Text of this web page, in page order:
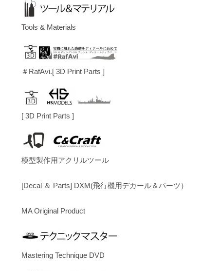
Tools & Materials
＃RafAvi.[ 3D Print Parts ]
[ 3D Print Parts ]
模型製作用アクリルツール
[Decal ＆ Parts] DXM(飛行機用デカール＆パーツ）
MA Original Product
Mastering Technique DVD